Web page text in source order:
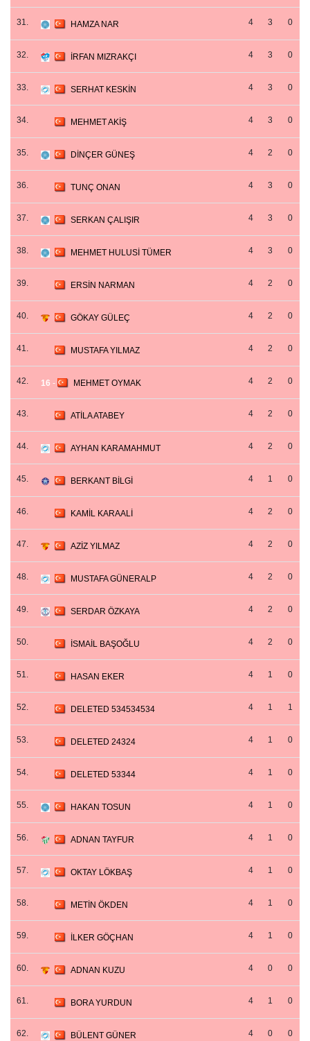
31. HAMZA NAR 4 3 0
32. İRFAN MIZRAKÇI 4 3 0
33. SERHAT KESKİN 4 3 0
34. MEHMET AKİŞ 4 3 0
35. DİNÇER GÜNEŞ 4 2 0
36. TUNÇ ONAN 4 3 0
37. SERKAN ÇALIŞIR 4 3 0
38. MEHMET HULUSİ TÜMER 4 3 0
39. ERSİN NARMAN 4 2 0
40. GÖKAY GÜLEÇ 4 2 0
41. MUSTAFA YILMAZ 4 2 0
42. 16 - MEHMET OYMAK 4 2 0
43. ATİLA ATABEY 4 2 0
44. AYHAN KARAMAHMUT 4 2 0
45. BERKANT BİLGİ 4 1 0
46. KAMİL KARAALİ 4 2 0
47. AZİZ YILMAZ 4 2 0
48. MUSTAFA GÜNERALP 4 2 0
49. SERDAR ÖZKAYA 4 2 0
50. İSMAİL BAŞOĞLU 4 2 0
51. HASAN EKER 4 1 0
52. DELETED 534534534 4 1 1
53. DELETED 24324 4 1 0
54. DELETED 53344 4 1 0
55. HAKAN TOSUN 4 1 0
56. ADNAN TAYFUR 4 1 0
57. OKTAY LÖKBAŞ 4 1 0
58. METİN ÖKDEN 4 1 0
59. İLKER GÖÇHAN 4 1 0
60. ADNAN KUZU 4 0 0
61. BORA YURDUN 4 1 0
62. BÜLENT GÜNER 4 0 0